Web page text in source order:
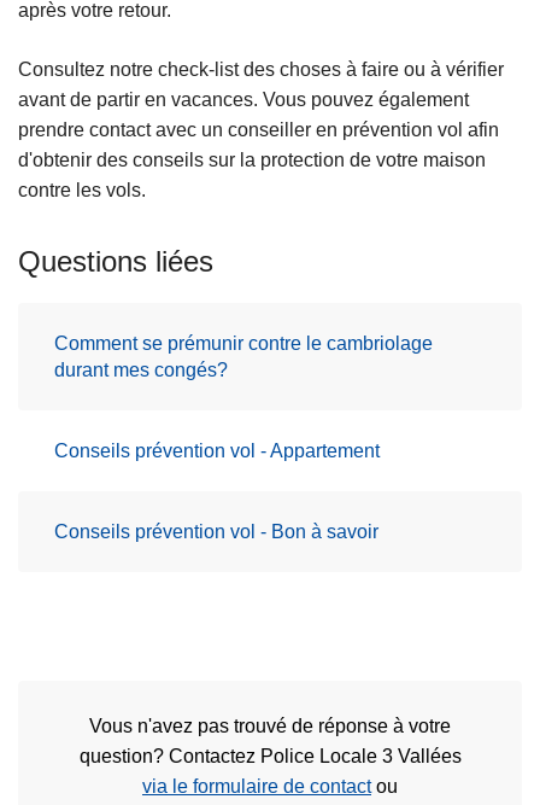
après votre retour.
Consultez notre check-list des choses à faire ou à vérifier
avant de partir en vacances. Vous pouvez également
prendre contact avec un conseiller en prévention vol afin
d'obtenir des conseils sur la protection de votre maison
contre les vols.
Questions liées
Comment se prémunir contre le cambriolage
durant mes congés?
Conseils prévention vol - Appartement
Conseils prévention vol - Bon à savoir
Vous n'avez pas trouvé de réponse à votre
question? Contactez Police Locale 3 Vallées
via le formulaire de contactou